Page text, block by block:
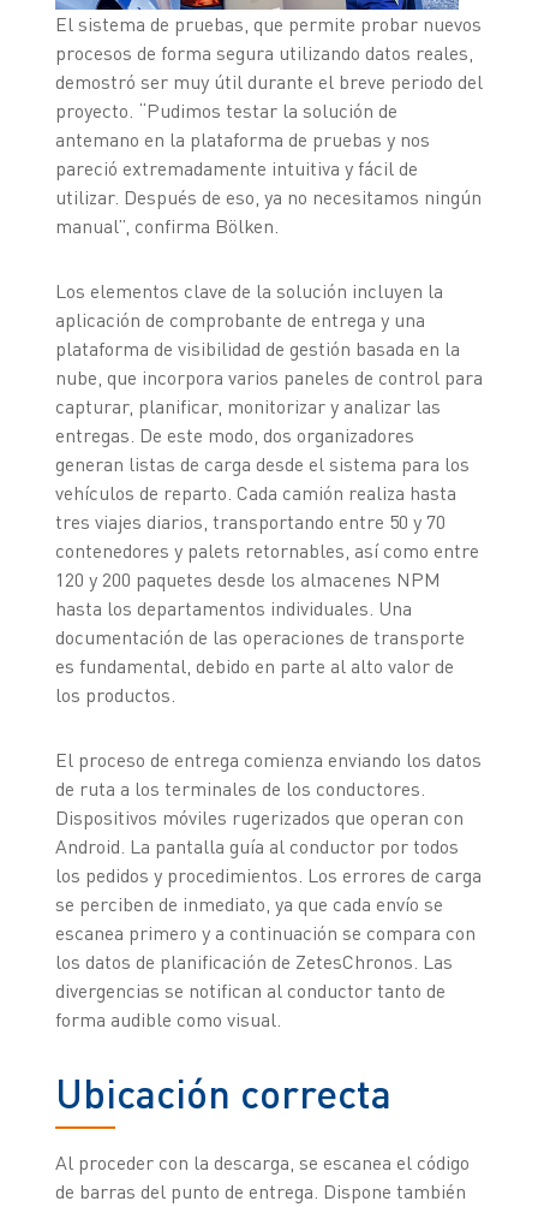
El sistema de pruebas, que permite probar nuevos
procesos de forma segura utilizando datos reales,
demostró ser muy útil durante el breve periodo del
proyecto. “Pudimos testar la solución de
antemano en la plataforma de pruebas y nos
pareció extremadamente intuitiva y fácil de
utilizar. Después de eso, ya no necesitamos ningún
manual”, confirma Bölken.
Los elementos clave de la solución incluyen la
aplicación de comprobante de entrega y una
plataforma de visibilidad de gestión basada en la
nube, que incorpora varios paneles de control para
capturar, planificar, monitorizar y analizar las
entregas. De este modo, dos organizadores
generan listas de carga desde el sistema para los
vehículos de reparto. Cada camión realiza hasta
tres viajes diarios, transportando entre 50 y 70
contenedores y palets retornables, así como entre
120 y 200 paquetes desde los almacenes NPM
hasta los departamentos individuales. Una
documentación de las operaciones de transporte
es fundamental, debido en parte al alto valor de
los productos.
El proceso de entrega comienza enviando los datos
de ruta a los terminales de los conductores.
Dispositivos móviles rugerizados que operan con
Android. La pantalla guía al conductor por todos
los pedidos y procedimientos. Los errores de carga
se perciben de inmediato, ya que cada envío se
escanea primero y a continuación se compara con
los datos de planificación de ZetesChronos. Las
divergencias se notifican al conductor tanto de
forma audible como visual.
Ubicación correcta
Al proceder con la descarga, se escanea el código
de barras del punto de entrega. Dispone también